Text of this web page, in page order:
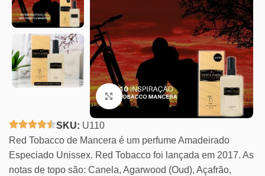
Clique para ampliar
SKU: U110
Red Tobacco de Mancera é um perfume Amadeirado
Especiado Unissex. Red Tobacco foi lançada em 2017. As
notas de topo são: Canela, Agarwood (Oud), Açafrão,